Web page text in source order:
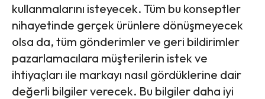
kullanmalarını isteyecek. Tüm bu konseptler
nihayetinde gerçek ürünlere dönüşmeyecek
olsa da, tüm gönderimler ve geri bildirimler
pazarlamacılara müşterilerin istek ve
ihtiyaçları ile markayı nasıl gördüklerine dair
değerli bilgiler verecek. Bu bilgiler daha iyi